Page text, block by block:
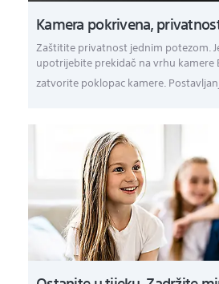
Kamera pokrivena,
Zaštitite privatnost jednim potezom.
upotrijebite prekidač na vrhu kamere
zatvorite poklopac kamere.